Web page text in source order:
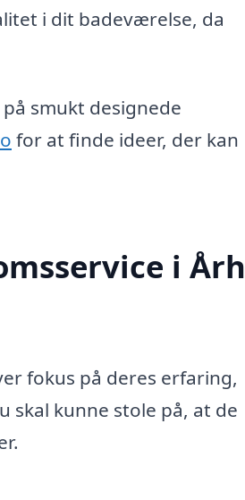
i dit badeværelse, da
smukt designede
for at finde ideer, der kan
i
fokus på deres erfaring,
skal kunne stole på, at de